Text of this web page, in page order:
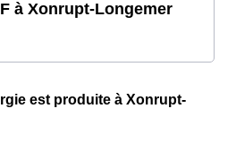
à Xonrupt-Longemer
est produite à Xonrupt-